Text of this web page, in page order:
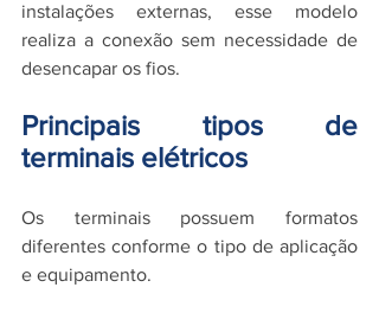
instalações externas, esse modelo
realiza a conexão sem necessidade de
desencapar os fios.
Principais tipos de
terminais elétricos
Os terminais possuem formatos
diferentes conforme o tipo de aplicação
e equipamento.